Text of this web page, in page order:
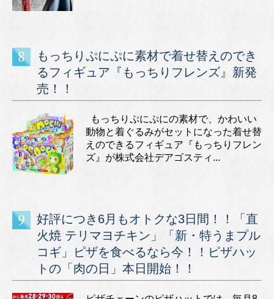
もっちりぷにぷに素材で着せ替えのでき
るフィギュア『もっちりフレンズ』新発
売！！
もっちりぷにぷにの素材で、かわいい
動物と着ぐるみがセットになった着せ替
えのできるフィギュア『もっちりフレン
ズ』が株式会社デアゴスティ...
好評につき6月もオトクな3日間！！「直
火焼 テリマヨチキン」「新・特うまプル
コギ」ピザを食べるなら今！！ピザハッ
トの「肉の日」本日開始！！